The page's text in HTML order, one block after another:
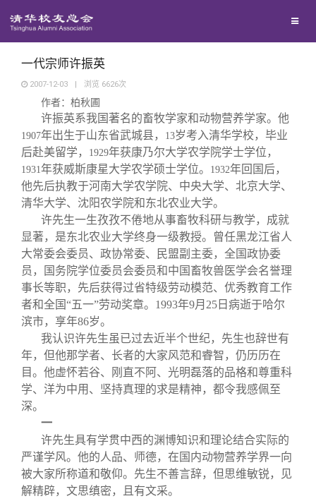
校友讲坛
校友视界
校友服务
终身学习
三创大赛
校友总会
会长致辞
理事会名单
制度法规
一代宗师许振英
2007-12-03 | 浏览 6626次
作者：柏秋圃
许振英系我国著名的畜牧学家和动物营养学家。他
1907年出生于山东省武城县， 13岁考入清华学校，毕业
后赴美留学，
1929年获康乃尔大学农学院学士学位，
1931年获威斯康星大学农学硕士学位。 1932年回国后，
他先后执教于河南大学农学院、中央大学、北京大学、
清华大学、沈阳农学院和东北农业大学。
许先生一生孜孜不倦地从事畜牧科研与教学，成就
显著，是东北农业大学终身一级教授。曾任黑龙江省人
大常委会委员、政协常委、民盟副主委，全国政协委
员，国务院学位委员会委员和中国畜牧兽医学会名誉理
事长等职，先后获得过省特级劳动模范、优秀教育工作
者和全国“五一”劳动奖章。 1993年9月 25 日病逝于哈尔
滨市，享年86岁。
我认识许先生虽已过去近半个世纪，先生也辞世有
年，但他那学者、长者的大家风范和睿智，仍历历在
目。他虚怀若谷、刚直不阿、光明磊落的品格和尊重科
学、洋为中用、坚持真理的求是精神，都令我感佩至
深。
一
许先生具有学贯中西的渊博知识和理论结合实际的
严谨学风。他的人品、师德，在国内动物营养学界一向
被大家所称道和敬仰。先生不善言辞，但思维敏锐，见
解精辟，文思缜密，且有文采。